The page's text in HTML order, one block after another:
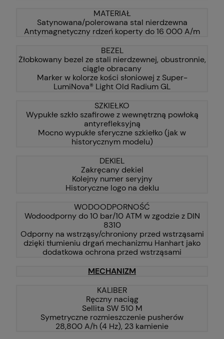
MATERIAŁ
Satynowana/polerowana stal nierdzewna
Antymagnetyczny rdzeń koperty do 16 000 A/m
BEZEL
Żłobkowany bezel ze stali nierdzewnej, obustronnie,
ciągle obracany
Marker w kolorze kości słoniowej z Super-
LumiNova® Light Old Radium GL
SZKIEŁKO
Wypukłe szkło szafirowe z wewnętrzną powłoką
antyrefleksyjną
Mocno wypukłe sferyczne szkiełko (jak w
historycznym modelu)
DEKIEL
Zakręcany dekiel
Kolejny numer seryjny
Historyczne logo na deklu
WODOODPORNOŚĆ
Wodoodporny do 10 bar/10 ATM w zgodzie z DIN
8310
Odporny na wstrząsy/chroniony przed wstrząsami
dzięki tłumieniu drgań mechanizmu Hanhart jako
dodatkowa ochrona przed wstrząsami
MECHANIZM
KALIBER
Ręczny naciąg
Sellita SW 510 M
Symetryczne rozmieszczenie pusherów
28,800 A/h (4 Hz), 23 kamienie